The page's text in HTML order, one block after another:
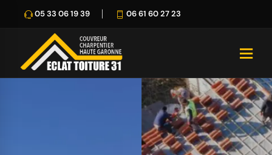
05 33 06 19 39 06 61 60 27 23